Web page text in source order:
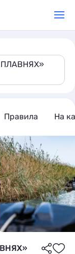
ПЛАВНЯХ»
Правила На